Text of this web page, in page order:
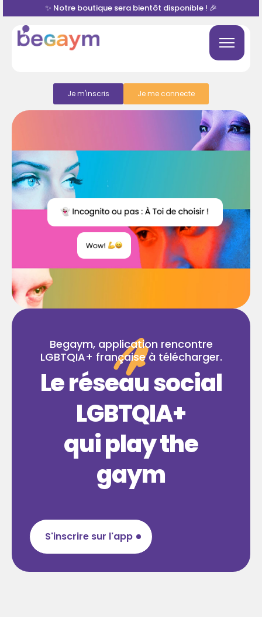
✨ Notre boutique sera bientôt disponible ! 🎉
Je m'inscris Je me connecte
Begaym, application rencontre
LGBTQIA+ française à télécharger.
Le réseau social
LGBTQIA+
qui play the
gaym
S'inscrire sur l'app